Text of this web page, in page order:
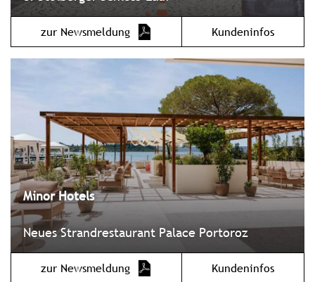
zur Newsmeldung Kundeninfos
Minor Hotels
Neues Strandrestaurant Palace Portoroz
zur Newsmeldung Kundeninfos